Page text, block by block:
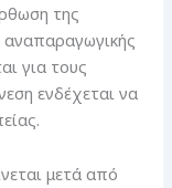
της
για τους
ενδέχεται να
μετά από